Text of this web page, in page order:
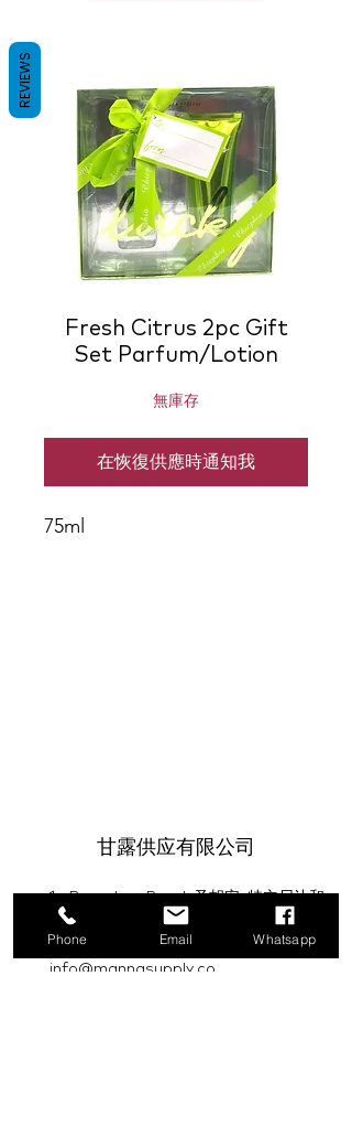
Fresh Citrus 2pc Gift
Set Parfum/Lotion
無庫存
在恢復供應時通知我
75ml
甘露供应有限公司
1a Boundary Road, 圣胡安, 特立尼达和
多巴哥
info@mannasupply.co
Phone Email Whatsapp
REVIEWS